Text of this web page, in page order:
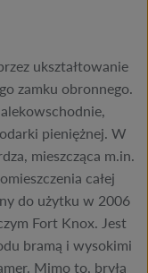
ukształtowanie
zamku obronnego.
pieniężnej. W
mieszcząca m.in.
całej
do użytku w 2006
Fort Knox. Jest
bramą i wysokimi
Mimo to, bryła